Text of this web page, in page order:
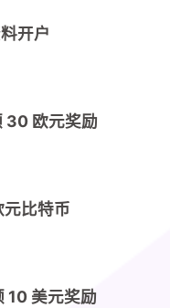
开户
30 欧元奖励
比特币
10 美元奖励